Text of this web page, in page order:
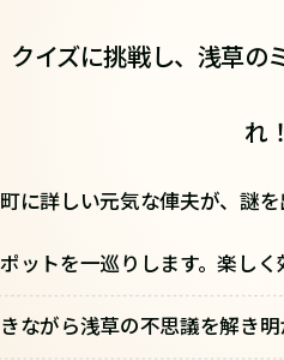
クイズに挑戦し、浅草の
れ！
町に詳しい元気な俥夫が、謎
ポットを一巡りします。楽し
きながら浅草の不思議を解き